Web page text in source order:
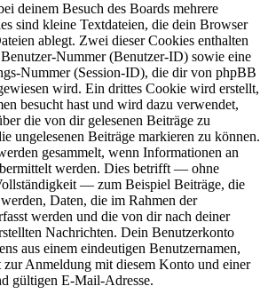
deinem Besuch des Boards mehrere
sind kleine Textdateien, die dein Browser
ablegt. Zwei dieser Cookies enthalten
Nummer (Benutzer-ID) sowie eine
Nummer (Session-ID), die dir von phpBB
wird. Ein drittes Cookie wird erstellt,
besucht hast und wird dazu verwendet,
die von dir gelesenen Beiträge zu
ungelesenen Beiträge markieren zu können.
gesammelt, wenn Informationen an
werden. Dies betrifft — ohne
— zum Beispiel Beiträge, die
Daten, die im Rahmen der
werden und die von dir nach deiner
Nachrichten. Dein Benutzerkonto
aus einem eindeutigen Benutzernamen,
zur Anmeldung mit diesem Konto und einer
gültigen E-Mail-Adresse.